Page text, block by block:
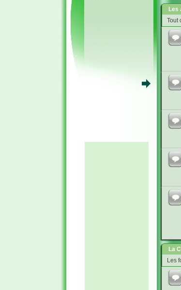
Les
Tout
La
Les